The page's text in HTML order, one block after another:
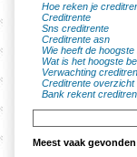
Hoe reken je
Creditrente
Sns creditrente
Creditrente asn
Wie heeft de hoogste
Wat is het hoogste
Verwachting
Creditrente overzicht
Bank rekent
Meest vaak